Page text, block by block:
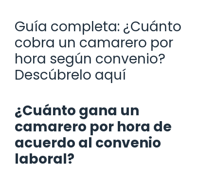
Guía completa: ¿Cuánto
cobra un camarero por
hora según convenio?
Descúbrelo aquí
¿Cuánto gana un
camarero por hora de
acuerdo al convenio
laboral?